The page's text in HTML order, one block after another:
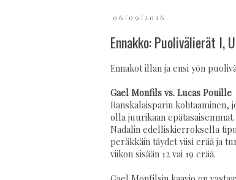
06/09/2016
Ennakko: Puolivälierät I,
Ennakot illan ja ensi yön
Gael Monfils vs. Lucas Pouille
Ranskalaisparin
olla juurikaan
Nadalin edelliskierroksella
peräkkäin täydet viisi erää ja
viikon sisään 12 vai 19 erää.